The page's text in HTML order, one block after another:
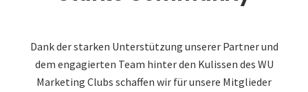
Dank der starken Unterstützung unserer Partner und
dem engagierten Team hinter den Kulissen des WU
Marketing Clubs schaffen wir für unsere Mitglieder